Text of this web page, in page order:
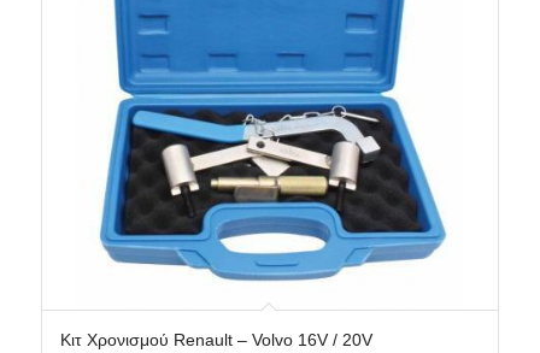
Κιτ Χρονισμού Renault – Volvo 16V / 20V